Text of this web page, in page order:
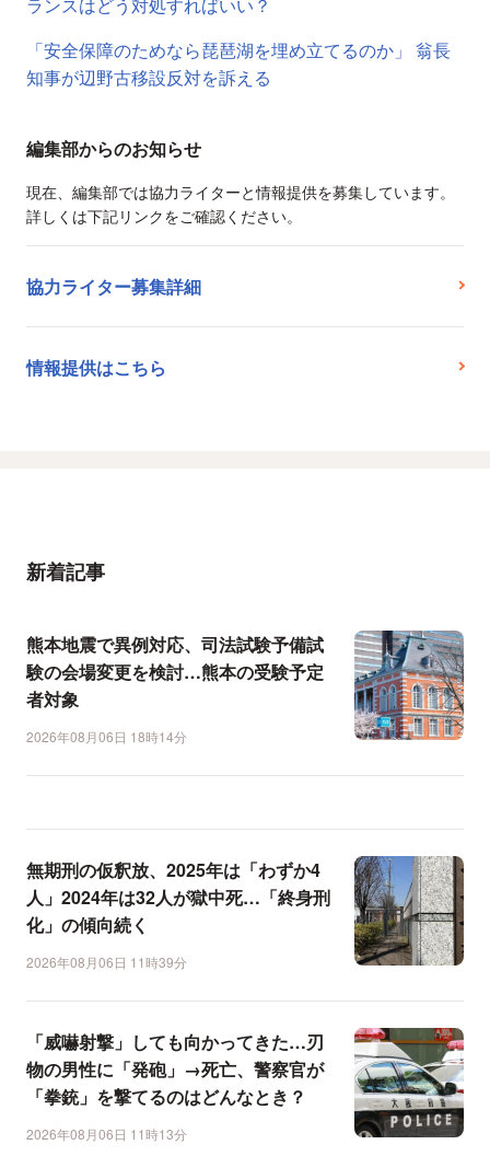
ランスはどう対処すればいい？
「安全保障のためなら琵琶湖を埋め立てるのか」 翁長
知事が辺野古移設反対を訴える
編集部からのお知らせ
現在、編集部では協力ライターと情報提供を募集しています。
詳しくは下記リンクをご確認ください。
協力ライター募集詳細
情報提供はこちら
新着記事
熊本地震で異例対応、司法試験予備試
験の会場変更を検討…熊本の受験予定
者対象
2026年08月06日 18時14分
無期刑の仮釈放、2025年は「わずか4
人」2024年は32人が獄中死…「終身刑
化」の傾向続く
2026年08月06日 11時39分
「威嚇射撃」しても向かってきた…刃
物の男性に「発砲」→死亡、警察官が
「拳銃」を撃てるのはどんなとき？
2026年08月06日 11時13分